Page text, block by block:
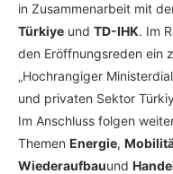
in Zusammenarbeit mit
Türkiye und TD-IHK. Im
den Eröffnungsreden ein
„Hochrangiger
und privaten Sektor
Im Anschluss folgen
Themen Energie,
Wiederaufbauund